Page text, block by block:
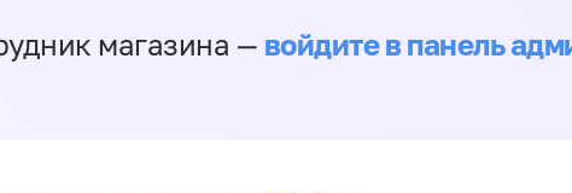
магазина — войдите в панель